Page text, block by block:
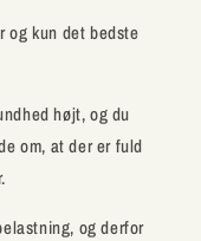
og kun det bedste
højt, og du
om, at der er fuld
og derfor